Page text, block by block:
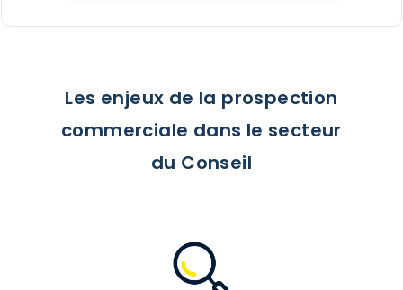
Les enjeux de la prospection
commerciale dans le secteur
du Conseil